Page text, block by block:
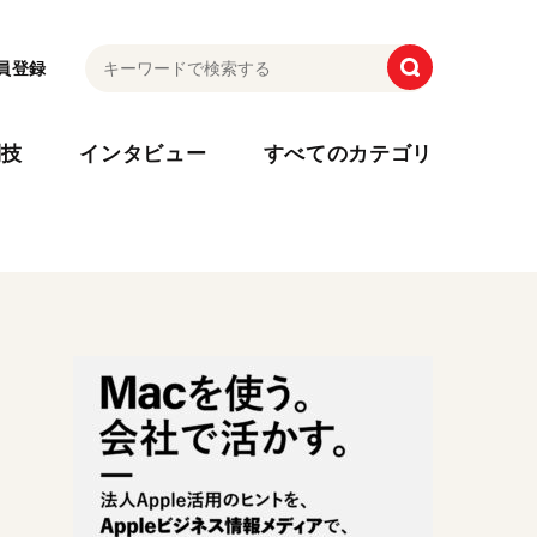
登録
インタビュー すべてのカテゴリ